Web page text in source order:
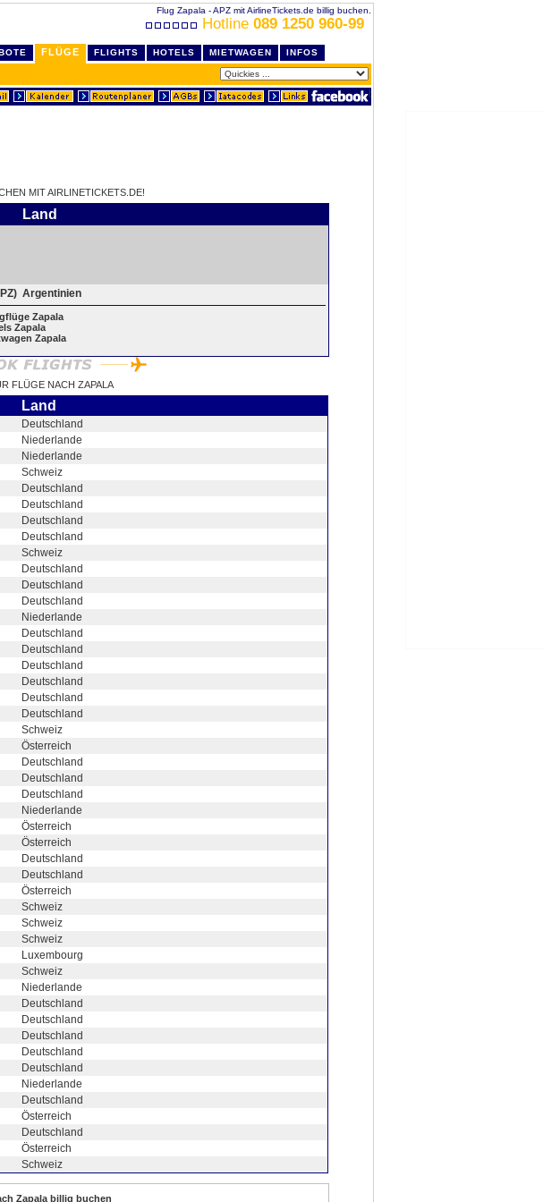
Flug Zapala - APZ mit AirlineTickets.de billig buchen.
Hotline 089 1250 960-99
FLÜGE FLIGHTS HOTELS MIETWAGEN INFOS
MIT AIRLINETICKETS.DE!
Land
Argentinien
Zapala
Zapala
Zapala
FLÜGE NACH ZAPALA
Land
Deutschland
Niederlande
Niederlande
Schweiz
Deutschland
Deutschland
Deutschland
Deutschland
Schweiz
Deutschland
Deutschland
Deutschland
Niederlande
Deutschland
Deutschland
Deutschland
Deutschland
Deutschland
Deutschland
Schweiz
Österreich
Deutschland
Deutschland
Deutschland
Niederlande
Österreich
Österreich
Deutschland
Deutschland
Österreich
Schweiz
Schweiz
Schweiz
Luxembourg
Schweiz
Niederlande
Deutschland
Deutschland
Deutschland
Deutschland
Deutschland
Niederlande
Deutschland
Österreich
Deutschland
Österreich
Schweiz
Zapala billig buchen